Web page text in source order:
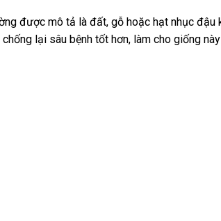
được mô tả là đất, gỗ hoặc hạt nhục đậu
lại sâu bệnh tốt hơn, làm cho giống